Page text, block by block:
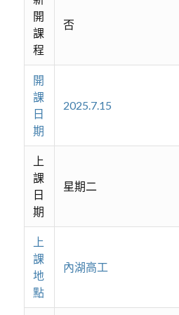
開
課
程
否
開
課
日
期
2025.7.15
上
課
日
期
星期二
上
課
地
點
內湖高工